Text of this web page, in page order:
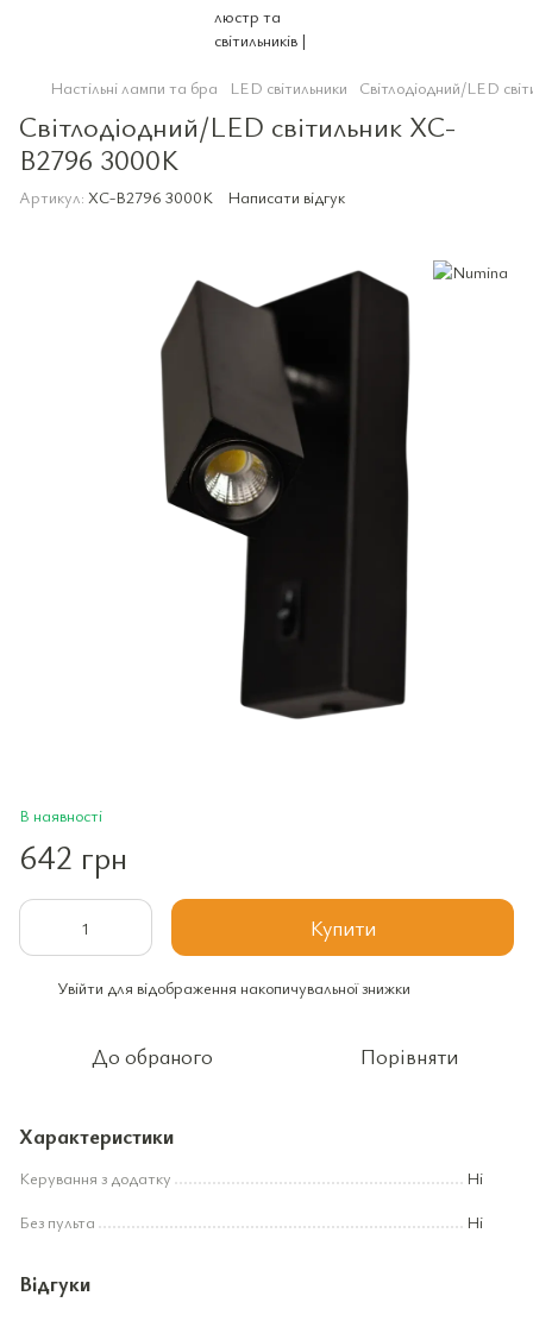
Настільні лампи та бра LED світильники Світлодіодний/LED
Світлодіодний/LED світильник XC-
B2796 3000K
Артикул: XC-B2796 3000K Написати відгук
В наявності
642 грн
Купити
Увійти для відображення накопичувальної знижки
До обраного Порівняти
Характеристики
Керування з додатку
Ні
Без пульта
Ні
Відгуки